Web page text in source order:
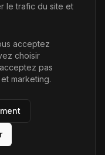
réservés.
le trafic du site et
acceptez
choisir
pas
marketing.